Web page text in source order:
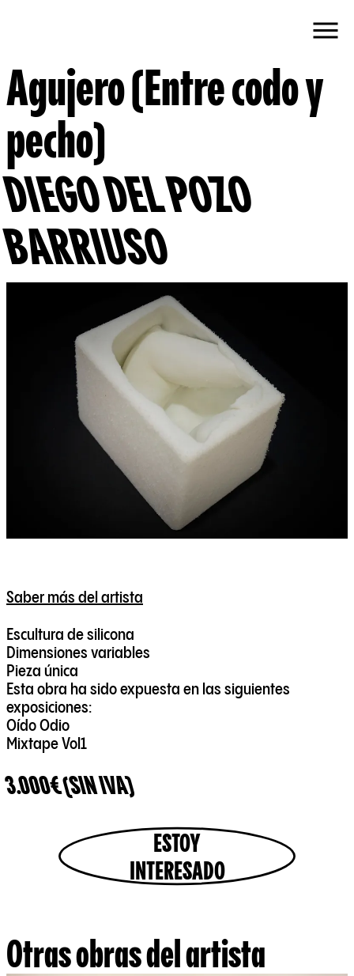
Agujero (Entre codo y
pecho)
DIEGO DEL POZO
BARRIUSO
Saber más del artista
Escultura de silicona
Dimensiones variables
Pieza única
Esta obra ha sido expuesta en las siguientes
exposiciones:
Oído Odio
Mixtape Vol1
3.000€ (SIN IVA)
ESTOY
INTERESADO
Otras obras del artista